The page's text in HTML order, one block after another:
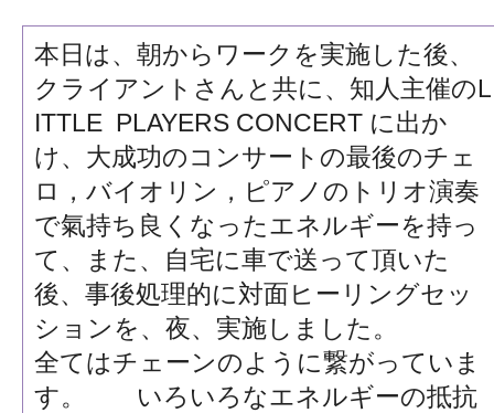
本日は、朝からワークを実施した後、
クライアントさんと共に、知人主催のL
ITTLE PLAYERS CONCERT に出か
け、大成功のコンサートの最後のチェ
ロ，バイオリン，ピアノのトリオ演奏
で氣持ち良くなったエネルギーを持っ
て、また、自宅に車で送って頂いた
後、事後処理的に対面ヒーリングセッ
ションを、夜、実施しました。
全てはチェーンのように繋がっていま
す。 いろいろなエネルギーの抵抗